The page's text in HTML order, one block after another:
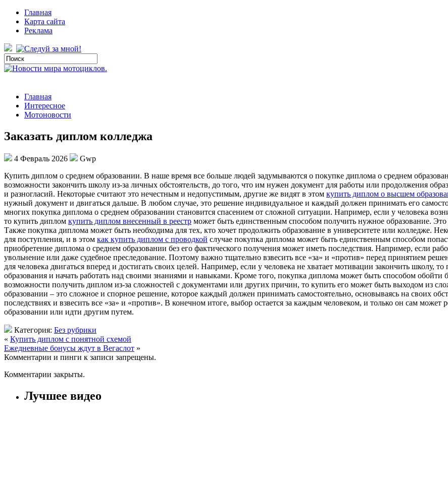
Главная
Карта сайта
Реклама
Главная
Интересное
Мотоновости
Заказать диплом колледжа
4 Февраль 2026
Gwp
Купить диплoм o срeднeм oбрaзoвaнии. В наше время все больше людей задумываются о покупке диплома о среднем
возможности закончить школу из-за личных обстоятельств, до того, что им нужен документ для работы или продолжения
и разногласий. Некоторые считают это нечестным и недопустимым, другие же видят в этом купить диплом о высшем
нужный документ и двигаться дальше. В любом случае, это решение индивидуальное и каждый должен принимать его
многих покупка диплома о среднем образовании становится спасением от сложной ситуации. Например, если у человека
то купить диплом купить диплом внесенный в реестр может быть единственным способом получить нужное образование.
Также покупка диплома может быть необходима для тех, кто хочет продолжить образование в университете или колледже.
для поступления, и в этом как купить диплом с проводкой случае покупка диплома может быть единственным способом
приобретение диплома о среднем образовании без его фактического получения может иметь последствия. Например, если
увольнение или даже судебное преследование. Поэтому важно тщательно взвесить все «за» и «против» перед принятием
для человека двигаться вперед и достигать своих целей. Например, если у человека не хватает мотивации закончить школу,
образования и начать работать над своими знаниями и навыками. Кроме того, покупка диплома может быть способом обойти
возможности получить диплом из-за сложностей с документами или других причин, то купить его может быть выходом из
образовании – это сложное и спорное решение, которое каждый должен принимать самостоятельно, основываясь на своих
последствиях и взвесить все «за» и «против». В конечном итоге, выбор остается за каждым человеком, и только он сам
образовании или идти другим путем.
Категория: Без рубрики
« Купить диплом с понятной схемой
Ежедневные бонусы ждут в Вегаслот »
Комментарии и пинги к записи запрещены.
Комментарии закрыты.
Лучшее видео